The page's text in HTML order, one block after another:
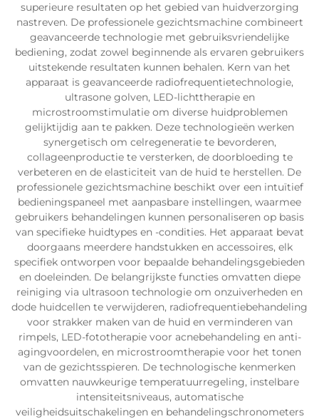
superieure resultaten op het gebied van huidverzorging
nastreven. De professionele gezichtsmachine combineert
geavanceerde technologie met gebruiksvriendelijke
bediening, zodat zowel beginnende als ervaren gebruikers
uitstekende resultaten kunnen behalen. Kern van het
apparaat is geavanceerde radiofrequentietechnologie,
ultrasone golven, LED-lichttherapie en
microstroomstimulatie om diverse huidproblemen
gelijktijdig aan te pakken. Deze technologieën werken
synergetisch om celregeneratie te bevorderen,
collageenproductie te versterken, de doorbloeding te
verbeteren en de elasticiteit van de huid te herstellen. De
professionele gezichtsmachine beschikt over een intuïtief
bedieningspaneel met aanpasbare instellingen, waarmee
gebruikers behandelingen kunnen personaliseren op basis
van specifieke huidtypes en -condities. Het apparaat bevat
doorgaans meerdere handstukken en accessoires, elk
specifiek ontworpen voor bepaalde behandelingsgebieden
en doeleinden. De belangrijkste functies omvatten diepe
reiniging via ultrasoon technologie om onzuiverheden en
dode huidcellen te verwijderen, radiofrequentiebehandeling
voor strakker maken van de huid en verminderen van
rimpels, LED-fototherapie voor acnebehandeling en anti-
agingvoordelen, en microstroomtherapie voor het tonen
van de gezichtsspieren. De technologische kenmerken
omvatten nauwkeurige temperatuurregeling, instelbare
intensiteitsniveaus, automatische
veiligheidsuitschakelingen en behandelingschronometers